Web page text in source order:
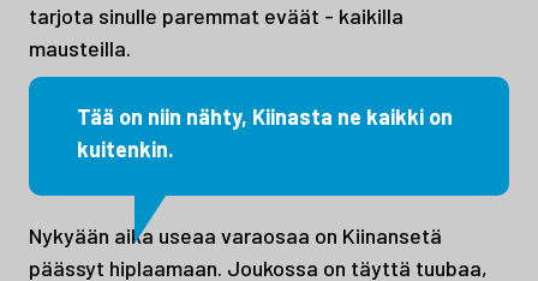
tarjota sinulle paremmat eväät - kaikilla
mausteilla.
Tää on niin nähty, Kiinasta ne kaikki on
kuitenkin.
Nykyään aika useaa varaosaa on Kiinansetä
päässyt hiplaamaan. Joukossa on täyttä tuubaa,